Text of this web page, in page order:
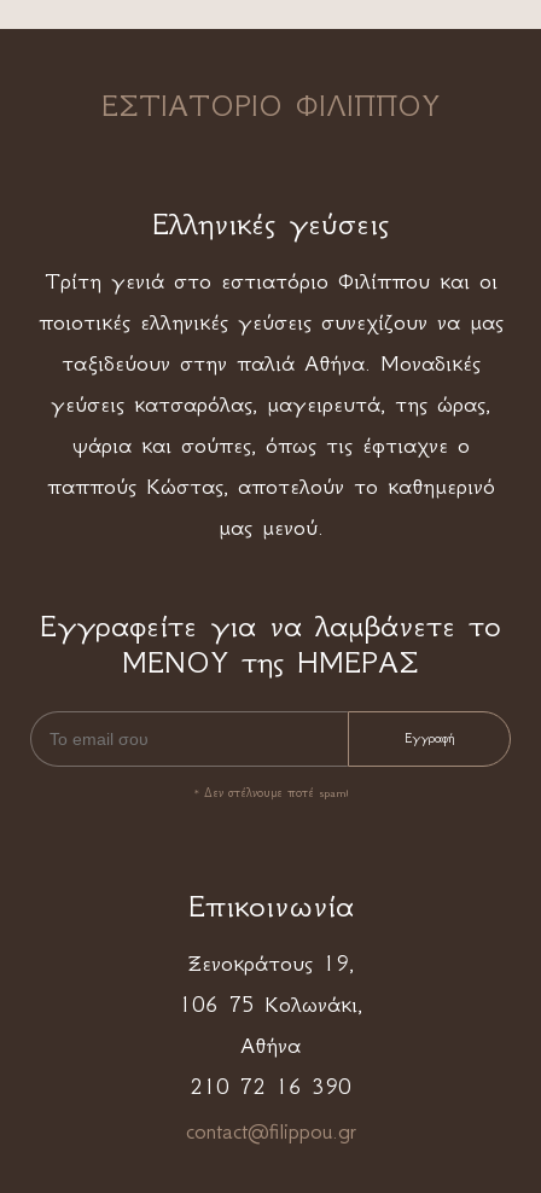
ΕΣΤΙΑΤΟΡΙΟ ΦΙΛΙΠΠΟΥ
Ελληνικές γεύσεις
Τρίτη γενιά στο εστιατόριο Φιλίππου και οι
ποιοτικές ελληνικές γεύσεις συνεχίζουν να μας
ταξιδεύουν στην παλιά Αθήνα. Μοναδικές
γεύσεις κατσαρόλας, μαγειρευτά, της ώρας,
ψάρια και σούπες, όπως τις έφτιαχνε ο
παππούς Κώστας, αποτελούν το καθημερινό
μας μενού.
Εγγραφείτε για να λαμβάνετε το
ΜΕΝΟΥ της ΗΜΕΡΑΣ
* Δεν στέλνουμε ποτέ spam!
Επικοινωνία
Ξενοκράτους 19,
106 75 Κολωνάκι,
Αθήνα
210 72 16 390
contact@filippou.gr